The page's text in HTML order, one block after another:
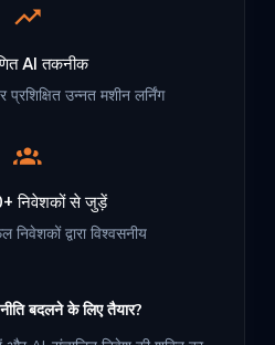
AI तकनीक
प्रशिक्षित उन्नत मशीन लर्निंग
निवेशकों से जुड़ें
द्वारा विश्वसनीय
बदलने के लिए तैयार?